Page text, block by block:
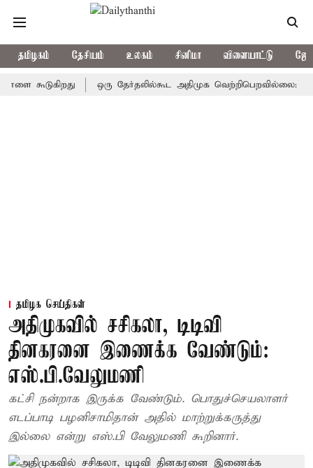
தமிழகம் தேசியம் உலகம் சினிமா விளையாட்டு
கூடுகிறது ஒரு தேர்தலில்கூட அதிமுக வெற்றிபெறவில்லை:
தமிழக செய்திகள்
அதிமுகவில் சசிகலா, டிடிவி
தினகரனை இணைக்க வேண்டும்:
எஸ்.பி.வேலுமணி
கட்சி நன்றாக இருக்க வேண்டும். பொதுச்செயலாளர்
எடப்பாடி பழனிசாமிதான் அதில் மாற்றுக்கருத்து
இல்லை என்று எஸ்.பி வேலுமணி கூறினார்.